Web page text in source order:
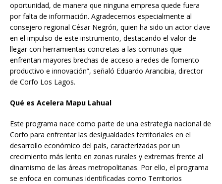
oportunidad, de manera que ninguna empresa quede fuera
por falta de información. Agradecemos especialmente al
consejero regional César Negrón, quien ha sido un actor clave
en el impulso de este instrumento, destacando el valor de
llegar con herramientas concretas a las comunas que
enfrentan mayores brechas de acceso a redes de fomento
productivo e innovación”, señaló Eduardo Arancibia, director
de Corfo Los Lagos.
Qué es Acelera Mapu Lahual
Este programa nace como parte de una estrategia nacional de
Corfo para enfrentar las desigualdades territoriales en el
desarrollo económico del país, caracterizadas por un
crecimiento más lento en zonas rurales y extremas frente al
dinamismo de las áreas metropolitanas. Por ello, el programa
se enfoca en comunas identificadas como Territorios